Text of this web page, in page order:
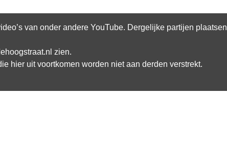
van onder andere YouTube. Dergelijke partijen plaatsen
zien.
hier uit voortkomen worden niet aan derden verstrekt.